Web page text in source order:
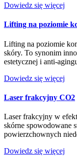
Dowiedz się więcej
Lifting na poziomie
Lifting na poziomie
skóry. To synonim
estetycznej i anti-
Dowiedz się więcej
Laser frakcyjny CO2
Laser frakcyjny w
skórne spowodowane
powierzchownych
Dowiedz się więcej